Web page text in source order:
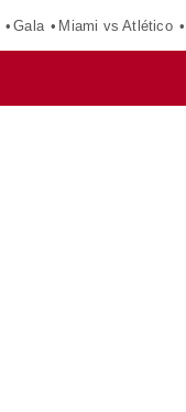
Gala Miami vs Atlético